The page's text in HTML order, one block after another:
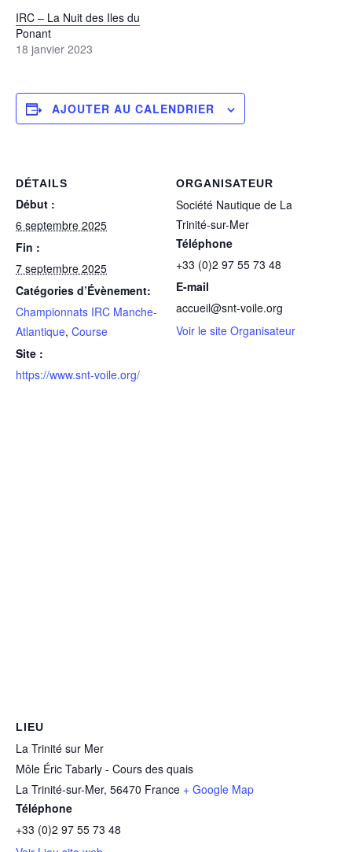
IRC – La Nuit des Iles du
Ponant
18 janvier 2023
AJOUTER AU CALENDRIER
DÉTAILS
Début :
6 septembre 2025
Fin :
7 septembre 2025
Catégories d’Évènement:
Championnats IRC Manche-
Atlantique, Course
Site :
https://www.snt-voile.org/
ORGANISATEUR
Société Nautique de La
Trinité-sur-Mer
Téléphone
+33 (0)2 97 55 73 48
E-mail
accueil@snt-voile.org
Voir le site Organisateur
LIEU
La Trinité sur Mer
Môle Éric Tabarly - Cours des quais
La Trinité-sur-Mer, 56470 France + Google Map
Téléphone
+33 (0)2 97 55 73 48